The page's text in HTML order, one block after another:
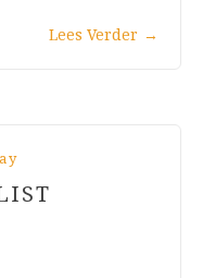
Lees Verder →